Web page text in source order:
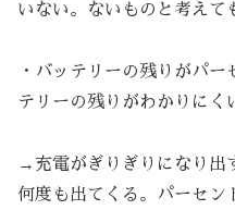
いない。ないものと考えて
・バッテリーの残りがパ
テリーの残りがわかりにく
→充電がぎりぎりになり出
何度も出てくる。パーセン